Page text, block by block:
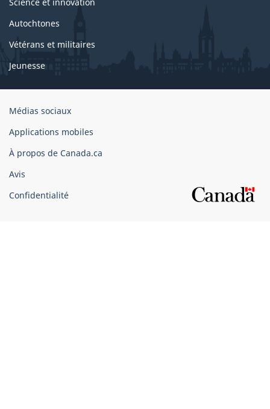
Autochtones
Vétérans et militaires
Jeunesse
Organisation
gouvernement
du
Canada
Médias sociaux
Applications mobiles
À propos de Canada.ca
Avis
Confidentialité